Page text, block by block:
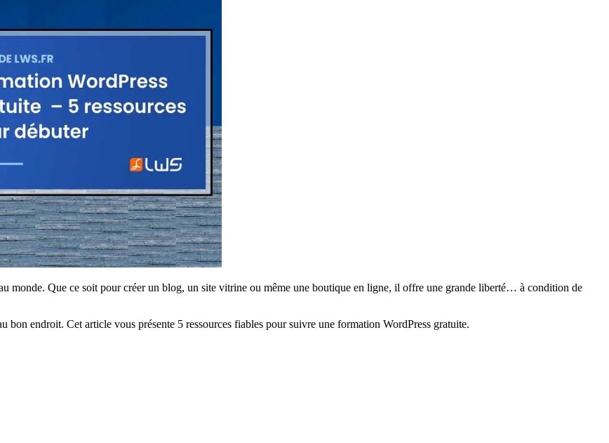
monde. Que ce soit pour créer un blog, un site vitrine ou même une boutique en ligne, il offre une grande liberté… à condition de
bon endroit. Cet article vous présente 5 ressources fiables pour suivre une formation WordPress gratuite.